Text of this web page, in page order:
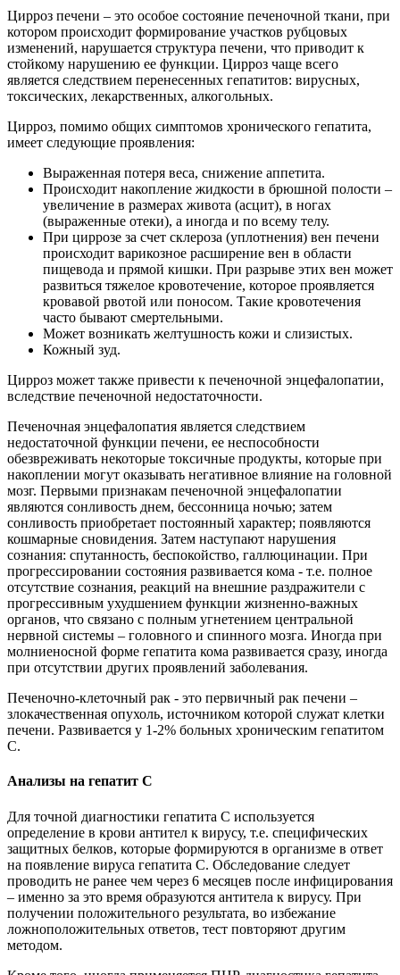
Цирроз печени – это особое состояние печеночной ткани, при
котором происходит формирование участков рубцовых
изменений, нарушается структура печени, что приводит к
стойкому нарушению ее функции. Цирроз чаще всего
является следствием перенесенных гепатитов: вирусных,
токсических, лекарственных, алкогольных.
Цирроз, помимо общих симптомов хронического гепатита,
имеет следующие проявления:
Выраженная потеря веса, снижение аппетита.
Происходит накопление жидкости в брюшной полости –
увеличение в размерах живота (асцит), в ногах
(выраженные отеки), а иногда и по всему телу.
При циррозе за счет склероза (уплотнения) вен печени
происходит варикозное расширение вен в области
пищевода и прямой кишки. При разрыве этих вен может
развиться тяжелое кровотечение, которое проявляется
кровавой рвотой или поносом. Такие кровотечения
часто бывают смертельными.
Может возникать желтушность кожи и слизистых.
Кожный зуд.
Цирроз может также привести к печеночной энцефалопатии,
вследствие печеночной недостаточности.
Печеночная энцефалопатия является следствием
недостаточной функции печени, ее неспособности
обезвреживать некоторые токсичные продукты, которые при
накоплении могут оказывать негативное влияние на головной
мозг. Первыми признакам печеночной энцефалопатии
являются сонливость днем, бессонница ночью; затем
сонливость приобретает постоянный характер; появляются
кошмарные сновидения. Затем наступают нарушения
сознания: спутанность, беспокойство, галлюцинации. При
прогрессировании состояния развивается кома - т.е. полное
отсутствие сознания, реакций на внешние раздражители с
прогрессивным ухудшением функции жизненно-важных
органов, что связано с полным угнетением центральной
нервной системы – головного и спинного мозга. Иногда при
молниеносной форме гепатита кома развивается сразу, иногда
при отсутствии других проявлений заболевания.
Печеночно-клеточный рак - это первичный рак печени –
злокачественная опухоль, источником которой служат клетки
печени. Развивается у 1-2% больных хроническим гепатитом
С.
Анализы на гепатит С
Для точной диагностики гепатита С используется
определение в крови антител к вирусу, т.е. специфических
защитных белков, которые формируются в организме в ответ
на появление вируса гепатита С. Обследование следует
проводить не ранее чем через 6 месяцев после инфицирования
– именно за это время образуются антитела к вирусу. При
получении положительного результата, во избежание
ложноположительных ответов, тест повторяют другим
методом.